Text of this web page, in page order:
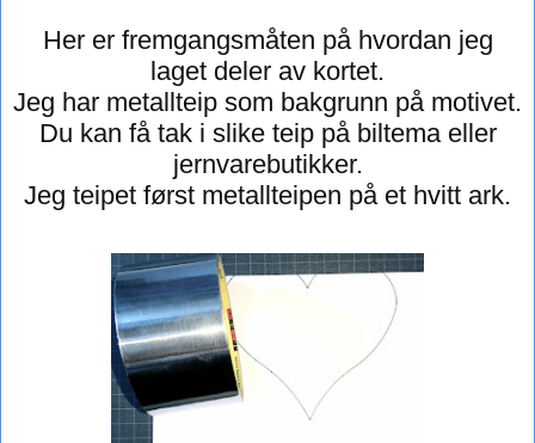
Her er fremgangsmåten på hvordan jeg
laget deler av kortet.
Jeg har metallteip som bakgrunn på motivet.
Du kan få tak i slike teip på biltema eller
jernvarebutikker.
Jeg teipet først metallteipen på et hvitt ark.